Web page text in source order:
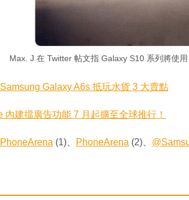
Max. J 在 Twitter 帖文指 Galaxy S10 系列將使用
Galaxy A6s 抵玩水貨 3 大賣點
內建擋廣告功能 7 月起擴至全球推行！
PhoneArena (1)、 PhoneArena (2)、